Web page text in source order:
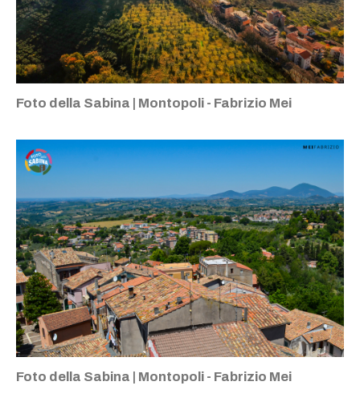
Foto della Sabina | Montopoli - Fabrizio Mei
Foto della Sabina | Montopoli - Fabrizio Mei